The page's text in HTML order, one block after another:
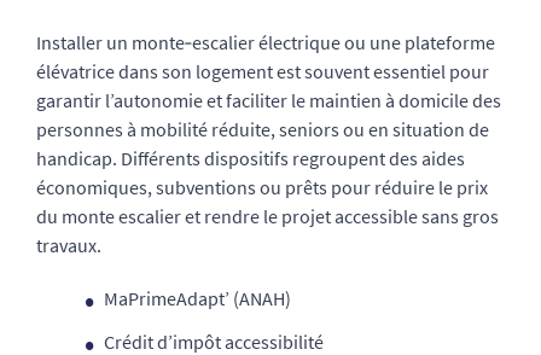
Installer un monte‑escalier électrique ou une plateforme
élévatrice dans son logement est souvent essentiel pour
garantir l’autonomie et faciliter le maintien à domicile des
personnes à mobilité réduite, seniors ou en situation de
handicap. Différents dispositifs regroupent des aides
économiques, subventions ou prêts pour réduire le prix
du monte escalier et rendre le projet accessible sans gros
travaux.
MaPrimeAdapt’ (ANAH)
Crédit d’impôt accessibilité